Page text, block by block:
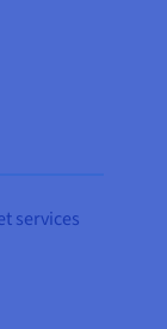
services